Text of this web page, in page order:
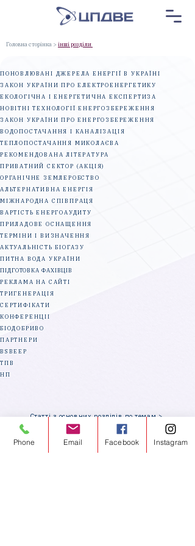
Головна сторінка > інші розділи
ПОНОВЛЮВАНІ ДЖЕРЕЛА ЕНЕРГІЇ В УКРАЇНІ
ЗАКОН УКРАЇНИ ПРО ЕЛЕКТРОЕНЕРГЕТИКУ
ЕКОЛОГІЧНА І ЕНЕРГЕТИЧНА ЕКСПЕРТИЗА
НОВІТНІ ТЕХНОЛОГІЇ ЕНЕРГОЗБЕРЕЖЕННЯ
ЗАКОН УКРАЇНИ ПРО ЕНЕРГОЗБЕРЕЖЕННЯ
ВОДОПОСТАЧАННЯ І КАНАЛІЗАЦІЯ
ТЕПЛОПОСТАЧАННЯ МИКОЛАЄВА
РЕКОМЕНДОВАНА ЛІТЕРАТУРА
ПРИВАТНИЙ СЕКТОР (АКЦІЯ)
ОРГАНІЧНЕ ЗЕМЛЕРОБСТВО
АЛЬТЕРНАТИВНА ЕНЕРГІЯ
МІЖНАРОДНА СПІВПРАЦЯ
ВАРТІСТЬ ЕНЕРГОАУДИТУ
ПРИЛАДОВЕ ОСНАЩЕННЯ
ТЕРМІНИ І ВИЗНАЧЕННЯ
АКТУАЛЬНІСТЬ БІОГАЗУ
ПИТНА ВОДА УКРАЇНИ
ПІДГОТОВКА ФАХІВЦІВ
РЕКЛАМА НА САЙТІ
ТРИГЕНЕРАЦІЯ
СЕРТИФІКАТИ
КОНФЕРЕНЦІІ
БІОДОБРИВО
ПАРТНЕРИ
BSBEEP
ТПВ
НП
Статті з основних розділів по темам >
Ми у соцмережах:
Phone Email Facebook Instagram